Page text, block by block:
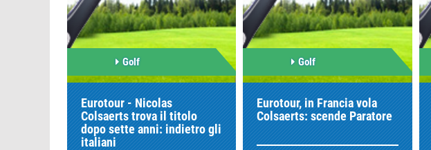
Golf
Eurotour - Nicolas
Colsaerts trova il titolo
dopo sette anni: indietro gli
italiani
Golf
Eurotour, in Francia vola
Colsaerts: scende Paratore